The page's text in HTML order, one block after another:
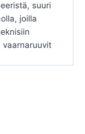
suuri
joilla
vaarnaruuvit